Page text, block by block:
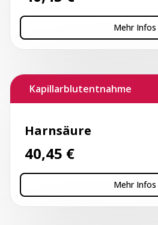
Mehr Infos
Kapillarblutentnahme
Harnsäure
40,45 €
Mehr Infos